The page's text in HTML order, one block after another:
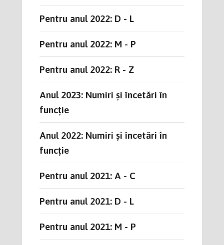
Pentru anul 2022: D - L
Pentru anul 2022: M - P
Pentru anul 2022: R - Z
Anul 2023: Numiri și încetări în
funcție
Anul 2022: Numiri și încetări în
funcție
Pentru anul 2021: A - C
Pentru anul 2021: D - L
Pentru anul 2021: M - P